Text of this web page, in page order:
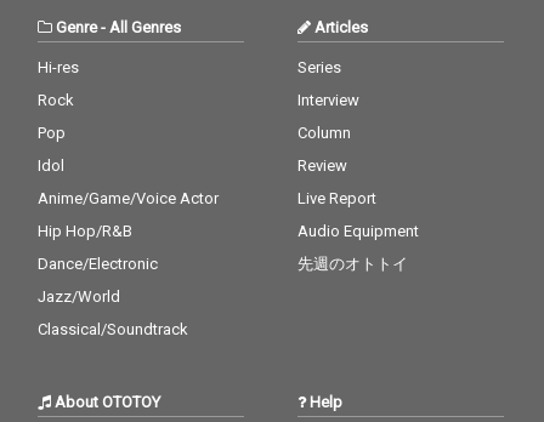
Genre- All Genres
Hi-res
Rock
Pop
Idol
Anime/Game/Voice Actor
Hip Hop/R&B
Dance/Electronic
Jazz/World
Classical/Soundtrack
Articles
Series
Interview
Column
Review
Live Report
Audio Equipment
先週のオトトイ
About OTOTOY Help